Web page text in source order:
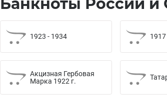
Банкноты России и
1923 - 1934 1917
Акцизная Гербовая
Марка 1922 г.